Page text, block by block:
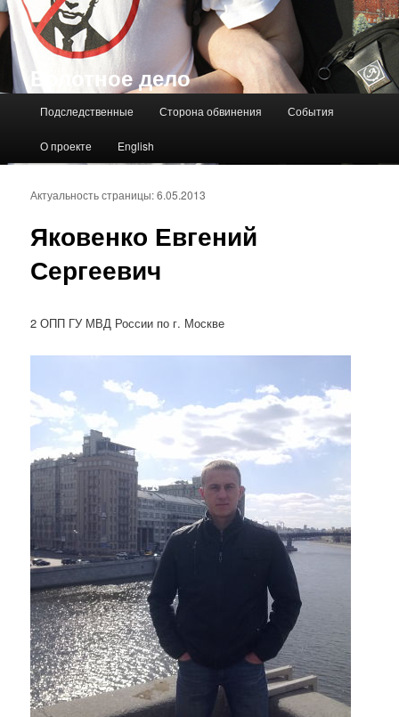
Болотное дело
Подследственные Сторона обвинения События
О проекте English
Яковенко Евгений
Сергеевич
Актуальность страницы: 6.05.2013
2 ОПП ГУ МВД России по г. Москве